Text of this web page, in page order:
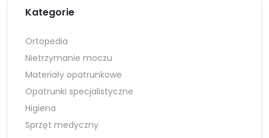
Kategorie
Ortopedia
Nietrzymanie moczu
Materiały opatrunkowe
Opatrunki specjalistyczne
Higiena
Sprzęt medyczny